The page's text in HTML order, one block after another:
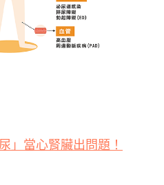
」當心腎臟出問題！